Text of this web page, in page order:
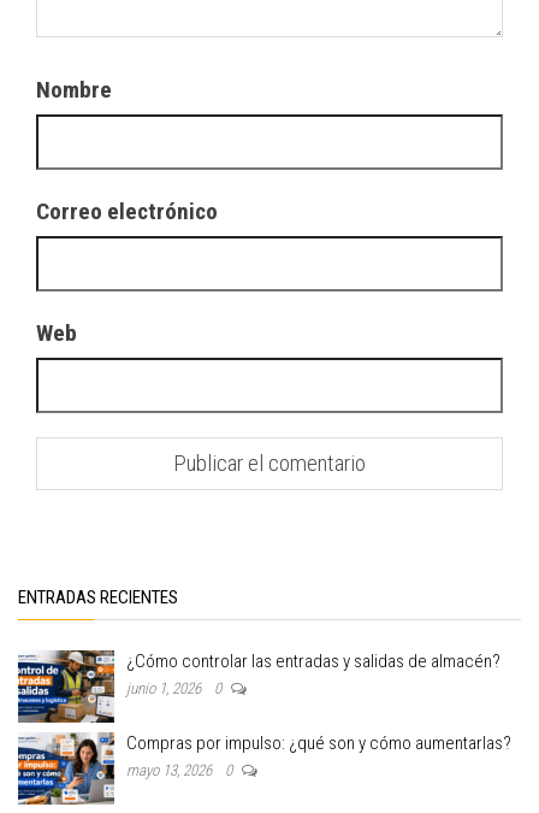
Nombre
Correo electrónico
Web
ENTRADAS RECIENTES
¿Cómo controlar las entradas y salidas de almacén?
junio 1, 2026 0
Compras por impulso: ¿qué son y cómo aumentarlas?
mayo 13, 2026 0